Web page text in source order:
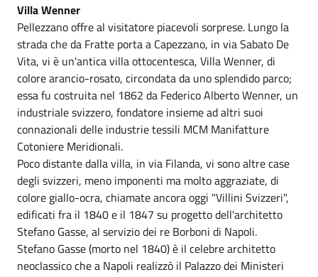
Villa Wenner
Pellezzano offre al visitatore piacevoli sorprese. Lungo la
strada che da Fratte porta a Capezzano, in via Sabato De
Vita, vi è un'antica villa ottocentesca, Villa Wenner, di
colore arancio-rosato, circondata da uno splendido parco;
essa fu costruita nel 1862 da Federico Alberto Wenner, un
industriale svizzero, fondatore insieme ad altri suoi
connazionali delle industrie tessili MCM Manifatture
Cotoniere Meridionali.
Poco distante dalla villa, in via Filanda, vi sono altre case
degli svizzeri, meno imponenti ma molto aggraziate, di
colore giallo-ocra, chiamate ancora oggi "Villini Svizzeri",
edificati fra il 1840 e il 1847 su progetto dell'architetto
Stefano Gasse, al servizio dei re Borboni di Napoli.
Stefano Gasse (morto nel 1840) è il celebre architetto
neoclassico che a Napoli realizzò il Palazzo dei Ministeri